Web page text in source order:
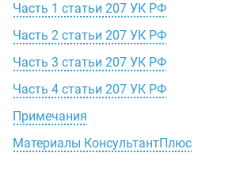
Часть 1 статьи 207 УК РФ
Часть 2 статьи 207 УК РФ
Часть 3 статьи 207 УК РФ
Часть 4 статьи 207 УК РФ
Примечания
Материалы КонсультантПлюс